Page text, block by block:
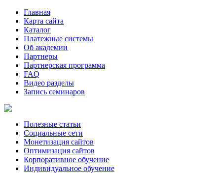
Главная
Карта сайта
Каталог
Платежные системы
Об академии
Партнеры
Партнерская программа
FAQ
Видео разделы
Запись семинаров
Полезные статьи
Социальные сети
Монетизация сайтов
Оптимизация сайтов
Корпоративное обучение
Индивидуальное обучение